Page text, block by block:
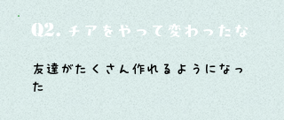
Q2. チアをやって変わったなと思
友達がたくさん作れるようになっ
た